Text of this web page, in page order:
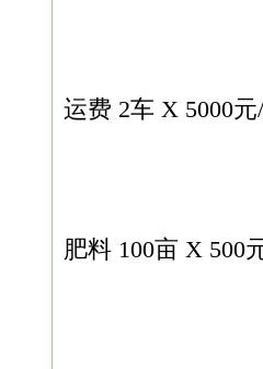
运费 2车 X 5000
肥料 100亩 X 500